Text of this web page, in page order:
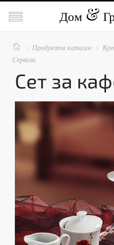
 Дом
  Продуктов каталог 
Сервизи
Сет за